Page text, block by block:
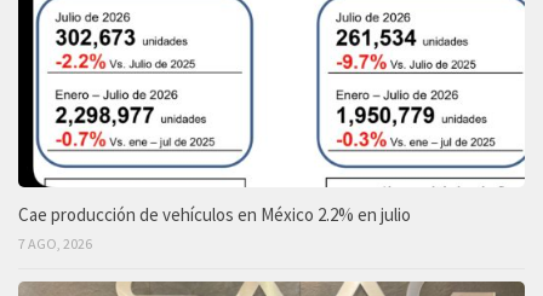
Cae producción de vehículos en México 2.2% en julio
7 AGO, 2026